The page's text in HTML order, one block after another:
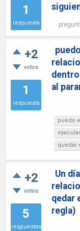
1
respuesta
+2
votos
1
respuesta
al
puedo
quedar
+2
votos
5
respuestas
Un
qedar
regla)